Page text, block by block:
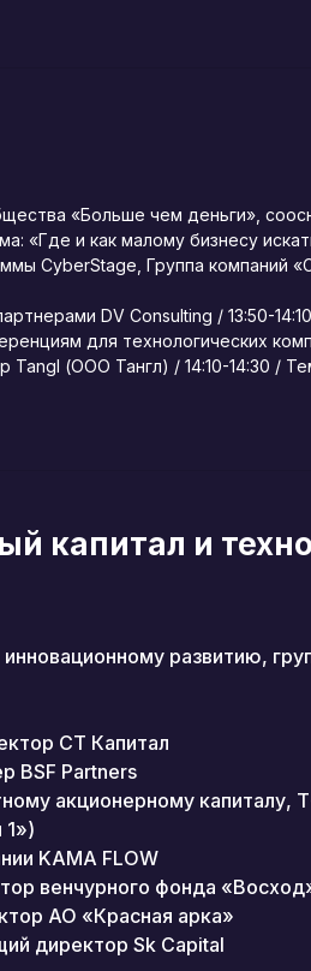
«Больше чем деньги»,
«Где и как малому бизнесу
CyberStage, Группа компаний
DV Consulting / 13:50-
для технологических
Tangl (ООО Тангл) / 14:10-14:30 /
капитал и
развитию,
СТ Капитал
BSF Partners
акционерному капиталу,
KAMA FLOW
венчурного фонда
АО «Красная арка»
директор Sk Capital